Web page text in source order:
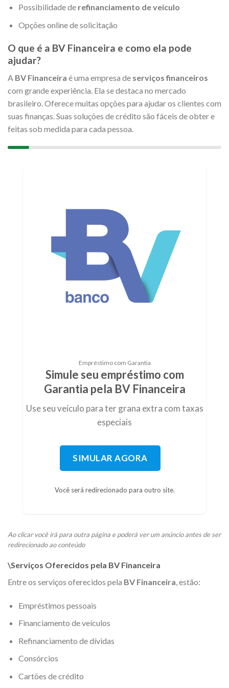
Possibilidade de refinanciamento de veículo
Opções online de solicitação
O que é a BV Financeira e como ela pode
ajudar?
A BV Financeira é uma empresa de serviços financeiros
com grande experiência. Ela se destaca no mercado
brasileiro. Oferece muitas opções para ajudar os clientes com
suas finanças. Suas soluções de crédito são fáceis de obter e
feitas sob medida para cada pessoa.
Empréstimo com Garantia
Simule seu empréstimo com
Garantia pela BV Financeira
Use seu veículo para ter grana extra com taxas
especiais
SIMULAR AGORA
Você será redirecionado para outro site.
Ao clicar você irá para outra página e poderá ver um anúncio antes de ser
redirecionado ao conteúdo
\Serviços Oferecidos pela BV Financeira
Entre os serviços oferecidos pela BV Financeira, estão:
Empréstimos pessoais
Financiamento de veículos
Refinanciamento de dívidas
Consórcios
Cartões de crédito